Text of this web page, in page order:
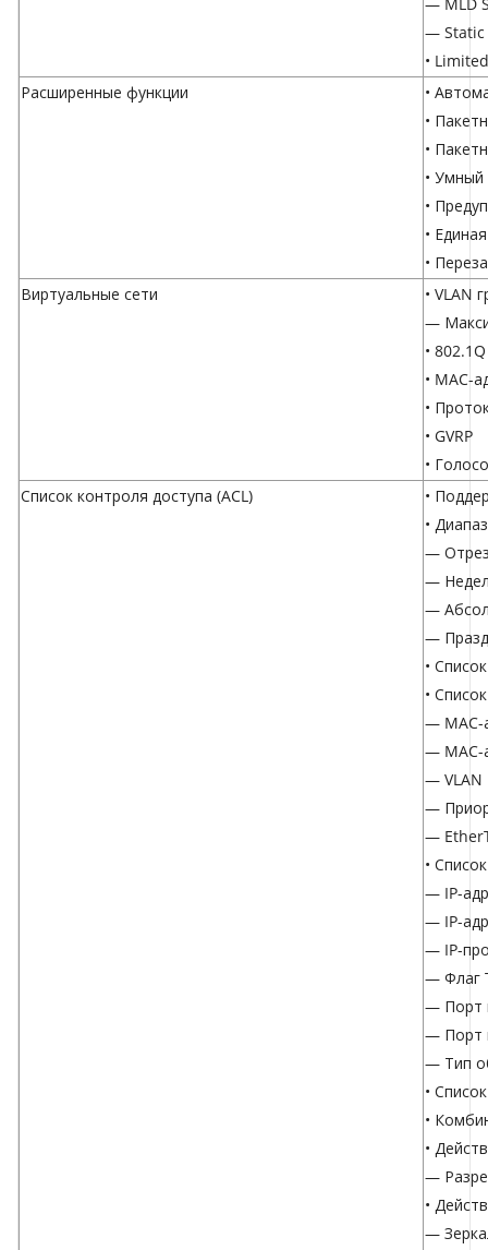
— MLD
— Static
•
Расширенные функции
•
•
•
• Умный
•
•
•
Виртуальные сети
• VLAN
—
•
• MAC-
•
• GVRP
•
Список контроля доступа (ACL)
•
•
—
—
—
—
•
•
— MAC-
— MAC-
— VLAN
—
—
•
— IP-
— IP-
— IP-
— Флаг
— Порт
— Порт
— Тип
•
•
•
—
•
—